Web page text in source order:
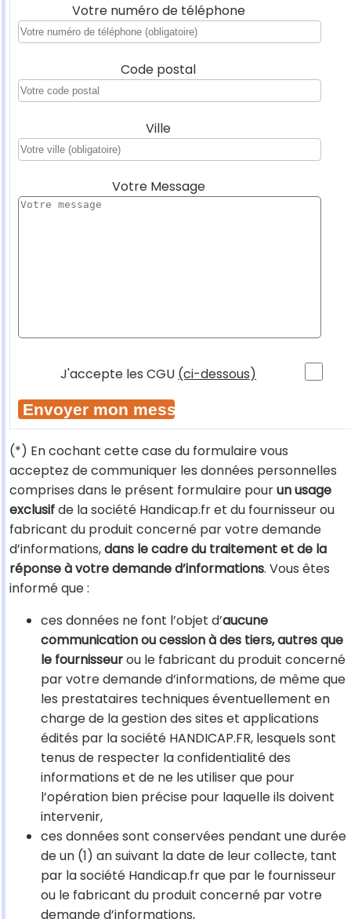
Votre numéro de téléphone
Code postal
Ville
Votre Message
J'accepte les CGU (ci-dessous)
(*) En cochant cette case du formulaire vous
acceptez de communiquer les données personnelles
comprises dans le présent formulaire pourun usage
exclusifde la société Handicap.fr et du fournisseur ou
fabricant du produit concerné par votre demande
d’informations,dans le cadre du traitement et de la
réponse à votre demande d’informations. Vous êtes
informé que :
ces données ne font l’objet d’aucune
communication ou cession à des tiers, autres que
le fournisseurou le fabricant du produit concerné
par votre demande d’informations, de même que
les prestataires techniques éventuellement en
charge de la gestion des sites et applications
édités par la société HANDICAP.FR, lesquels sont
tenus de respecter la confidentialité des
informations et de ne les utiliser que pour
l’opération bien précise pour laquelle ils doivent
intervenir,
ces données sont conservées pendant une durée
de un (1) an suivant la date de leur collecte, tant
par la société Handicap.fr que par le fournisseur
ou le fabricant du produit concerné par votre
demande d’informations,